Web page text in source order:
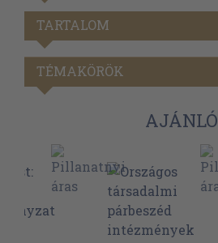
TARTALOM
TÉMAKÖRÖK
AJÁNLÓ